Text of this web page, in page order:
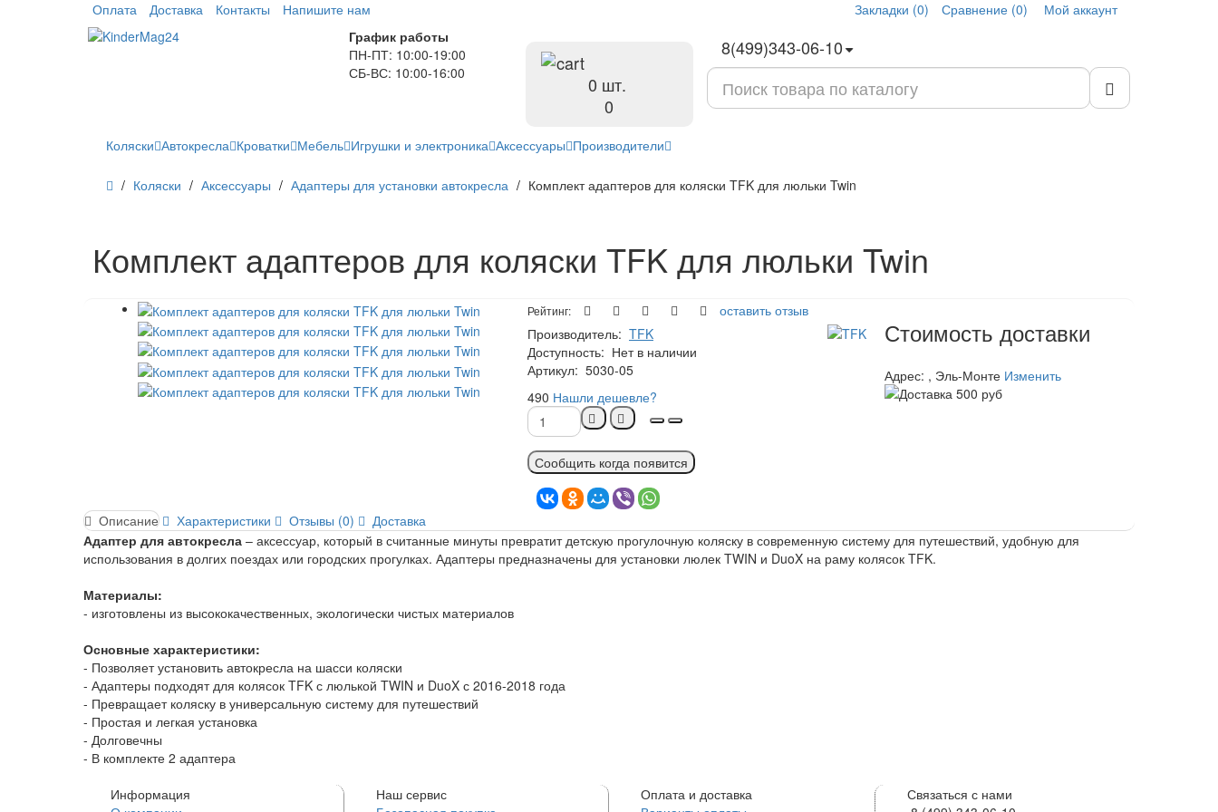
Оплата Доставка Контакты Напишите нам Закладки (0) Сравнение (0)
Мой аккаунт
График работы
ПН-ПТ: 10:00-19:00
СБ-ВС: 10:00-16:00
0 шт.
0
8(499)343-06-10
Коляски Автокресла Кроватки Мебель Игрушки и электроника Аксессуары Производители
Коляски Аксессуары Адаптеры для установки автокресла Комплект адаптеров для коляски TFK для люльки Twin
Комплект адаптеров для коляски TFK для люльки Twin
Рейтинг:
оставить отзыв
Производитель: TFK
Доступность: Нет в наличии
Артикул: 5030-05
490 руб
Нашли дешевле?
Сообщить когда появится
Стоимость доставки
Адрес: , Эль-Монте Изменить
Описание Характеристики Отзывы (0)
Доставка
Адаптер для автокресла – аксессуар, который в считанные минуты превратит детскую прогулочную коляску в современную систему для путешествий, удобную для
использования в долгих поездах или городских прогулках. Адаптеры предназначены для установки люлек TWIN и DuoX на раму колясок TFK.
Материалы:
- изготовлены из высококачественных, экологически чистых материалов
Основные характеристики:
- Позволяет установить автокресла на шасси коляски
- Адаптеры подходят для колясок TFK с люлькой TWIN и DuoX с 2016-2018 года
- Превращает коляску в универсальную систему для путешествий
- Простая и легкая установка
- Долговечны
- В комплекте 2 адаптера
Информация
Наш сервис
Оплата и доставка
Связаться с нами